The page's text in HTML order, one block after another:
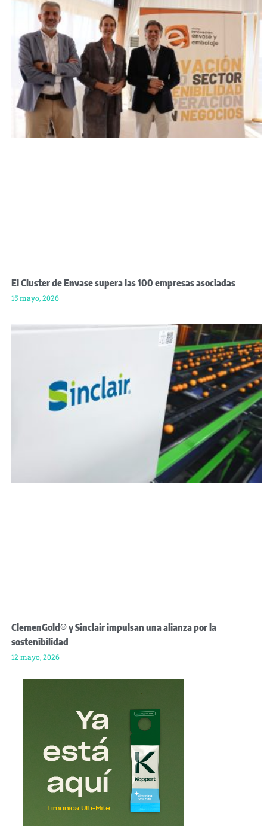
El Cluster de Envase supera las 100 empresas asociadas
15 mayo, 2026
ClemenGold® y Sinclair impulsan una alianza por la
sostenibilidad
12 mayo, 2026